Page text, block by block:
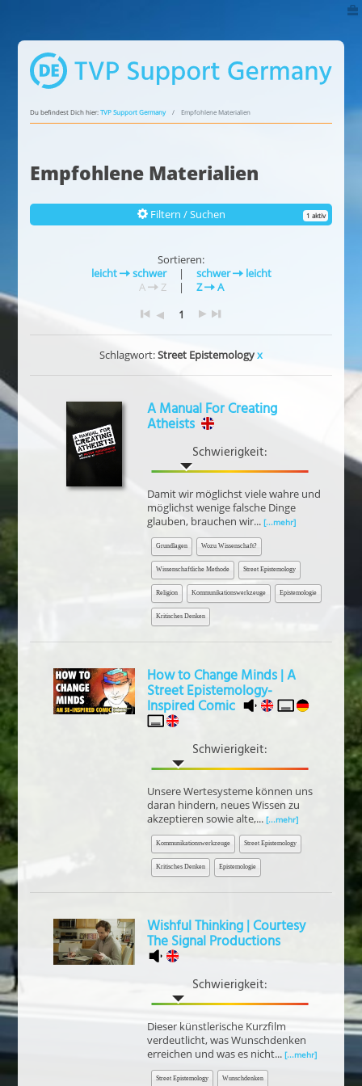
Du befindest Dich hier:TVP Support Germany Empfohlene Materialien
Empfohlene Materialien
Filtern / Suchen 1 aktiv
Sortieren:
leicht
schwer | schwer
leicht
A
Z | Z
A
1
Schlagwort:Street Epistemologyx
A Manual For Creating
Atheists
Schwierigkeit:
Damit wir möglichst viele wahre und
möglichst wenige falsche Dinge
glauben, brauchen wir... [...mehr]
Grundlagen Wozu Wissenschaft?
Wissenschaftliche Methode Street Epistemology
Religion Kommunikationswerkzeuge Epistemologie
Kritisches Denken
How to Change Minds | A
Street Epistemology-
Inspired Comic
Schwierigkeit:
Unsere Wertesysteme können uns
daran hindern, neues Wissen zu
akzeptieren sowie alte,... [...mehr]
Kommunikationswerkzeuge Street Epistemology
Kritisches Denken Epistemologie
Wishful Thinking | Courtesy
The Signal Productions
Schwierigkeit:
Dieser künstlerische Kurzfilm
verdeutlicht, was Wunschdenken
erreichen und was es nicht... [...mehr]
Street Epistemology Wunschdenken